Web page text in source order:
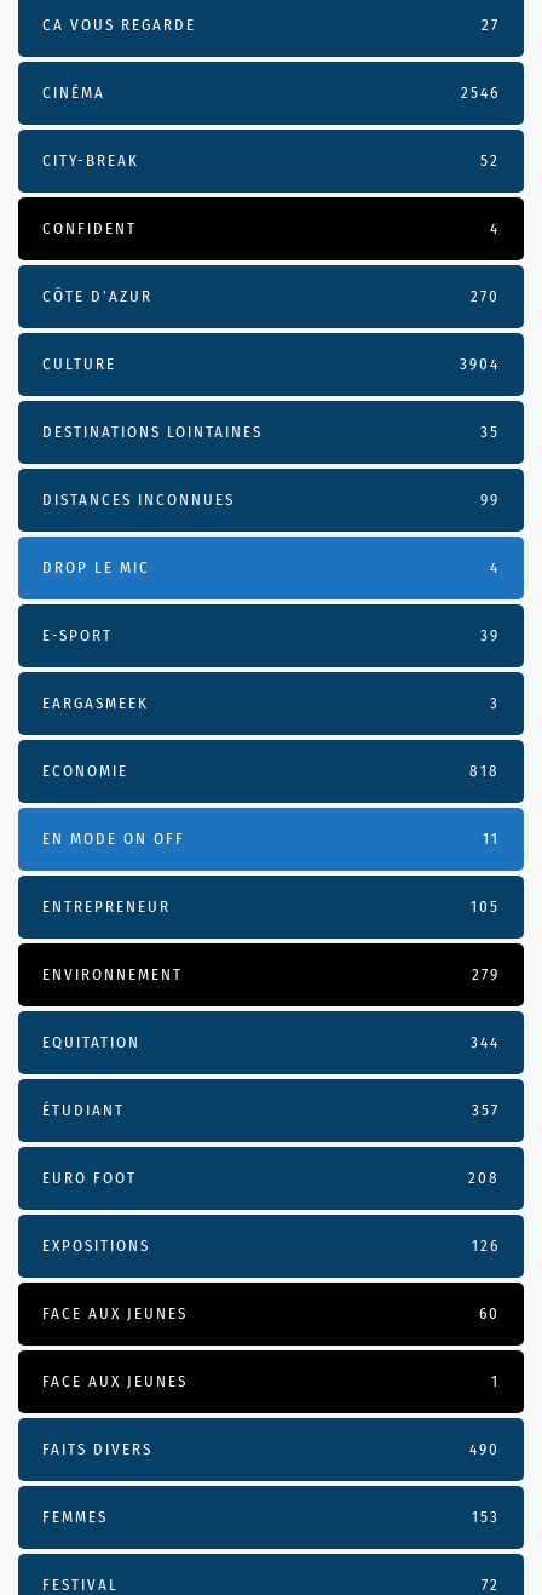
CA VOUS REGARDE 27
CINÉMA 2546
CITY-BREAK 52
CONFIDENT 4
CÔTE D’AZUR 270
CULTURE 3904
DESTINATIONS LOINTAINES 35
DISTANCES INCONNUES 99
DROP LE MIC 4
E-SPORT 39
EARGASMEEK 3
ECONOMIE 818
EN MODE ON OFF 11
ENTREPRENEUR 105
ENVIRONNEMENT 279
EQUITATION 344
ÉTUDIANT 357
EURO FOOT 208
EXPOSITIONS 126
FACE AUX JEUNES 60
FACE AUX JEUNES 1
FAITS DIVERS 490
FEMMES 153
FESTIVAL 72